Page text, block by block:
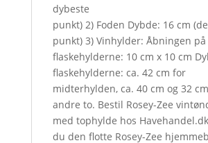
dybeste
punkt) 2) Foden Dybde: 16 cm
punkt) 3) Vinhylder: Åbningen på
flaskehylderne: 10 cm x 10 cm
flaskehylderne: ca. 42 cm for
midterhylden, ca. 40 cm og 32
andre to. Bestil Rosey-Zee
med tophylde hos
du den flotte Rosey-Zee